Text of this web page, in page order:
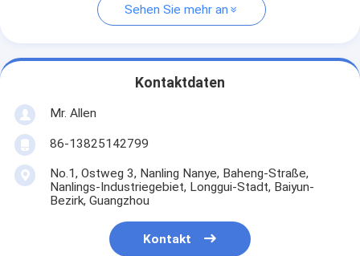
Sehen Sie mehr an
Kontaktdaten
Mr. Allen
86-13825142799
No.1, Ostweg 3, Nanling Nanye, Baheng-Straße,
Nanlings-Industriegebiet, Longgui-Stadt, Baiyun-
Bezirk, Guangzhou
Kontakt